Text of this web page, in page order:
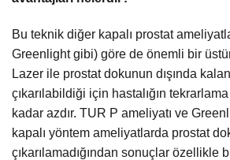
Bu teknik diğer kapalı prostat
Greenlight gibi) göre de önemli bir
Lazer ile prostat dokunun dışında
çıkarılabildiği için hastalığın
kadar azdır. TUR P ameliyatı ve
kapalı yöntem ameliyatlarda prostat
çıkarılamadığından sonuçlar özellikle